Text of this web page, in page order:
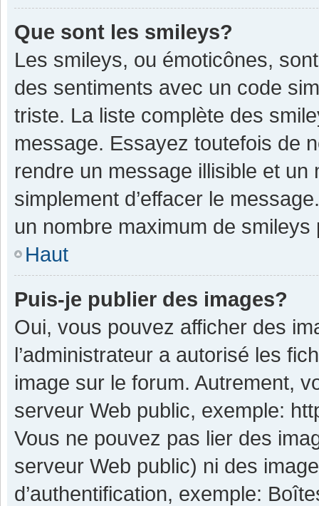
Que sont les smileys?
Les smileys, ou émoticônes,
des sentiments avec un code
triste. La liste complète des
message. Essayez toutefois de
rendre un message illisible et
simplement d’effacer le
un nombre maximum de smileys
Haut
Puis-je publier des images?
Oui, vous pouvez afficher des
l’administrateur a autorisé les
image sur le forum. Autrement,
serveur Web public, exemple:
Vous ne pouvez pas lier des
serveur Web public) ni des
d’authentification, exemple: